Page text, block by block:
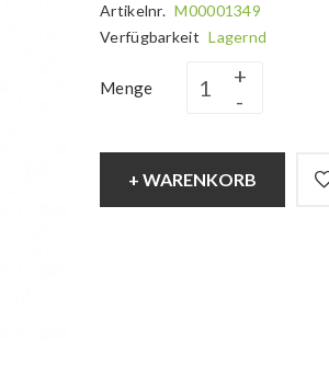
Artikelnr. M00001349
Verfügbarkeit Lagernd
Menge
+ WARENKORB